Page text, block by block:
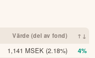
Värde (del av fond) ↑↓
1,141 MSEK (2.18%) 4%